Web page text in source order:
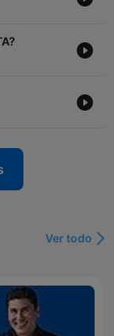
Ver todo